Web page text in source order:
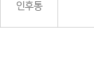
인후통